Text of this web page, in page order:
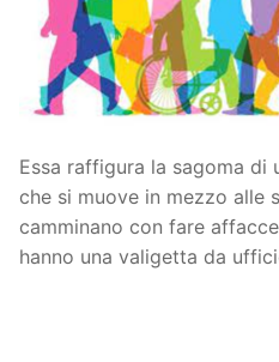
Essa raffigura la sagoma di
che si muove in mezzo alle
camminano con fare
hanno una valigetta da